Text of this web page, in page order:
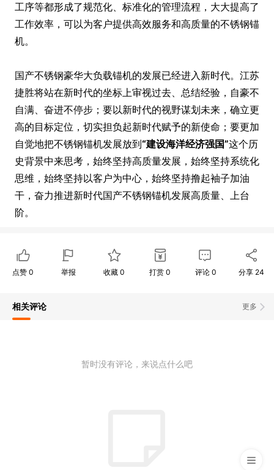
工序等都形成了规范化、标准化的管理流程，大大提高了
工作效率，可以为客户提供高效服务和高质量的不锈钢锚
机。
国产不锈钢豪华大负载锚机的发展已经进入新时代。江苏
捷胜将站在新时代的坐标上审视过去、总结经验，自豪不
自满、奋进不停步；要以新时代的视野谋划未来，确立更
高的目标定位，切实担负起新时代赋予的新使命；要更加
自觉地把不锈钢锚机发展放到“建设海洋经济强国”这个历
史背景中来思考，始终坚持高质量发展，始终坚持系统化
思维，始终坚持以客户为中心，始终坚持撸起袖子加油
干，奋力推进新时代国产不锈钢锚机发展高质量、上台
阶。
点赞 0 举报 收藏0 打赏 0 评论 0 分享 24
更多
相关评论
暂时没有评论，来说点什么吧